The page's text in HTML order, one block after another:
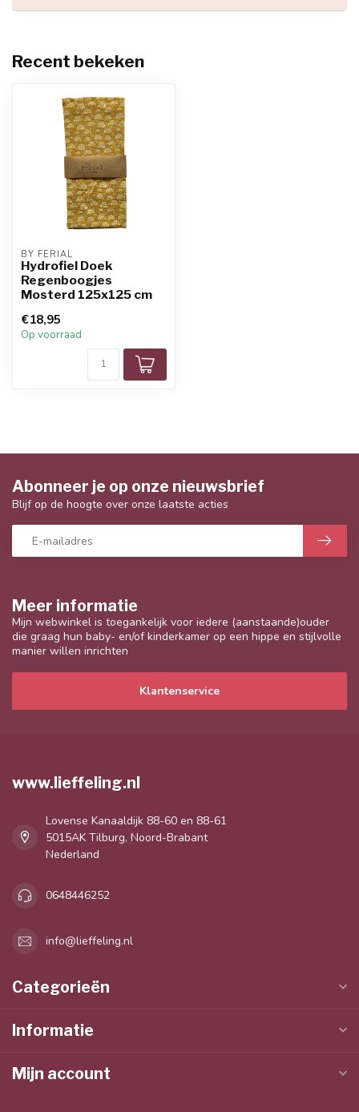
Recent bekeken
BY FERIAL
Hydrofiel Doek
Regenboogjes
Mosterd 125x125 cm
€18,95
Op voorraad
Meer informatie
Mijn webwinkel is toegankelijk voor iedere (aanstaande)ouder
die graag hun baby- en/of kinderkamer op een hippe en stijlvolle
manier willen inrichten
Klantenservice
Abonneer je op onze nieuwsbrief
Blijf op de hoogte over onze laatste acties
www.lieffeling.nl
Lovense Kanaaldijk 88-60 en 88-61
5015AK Tilburg, Noord-Brabant
Nederland
0648446252
info@lieffeling.nl
Categorieën
Informatie
Mijn account